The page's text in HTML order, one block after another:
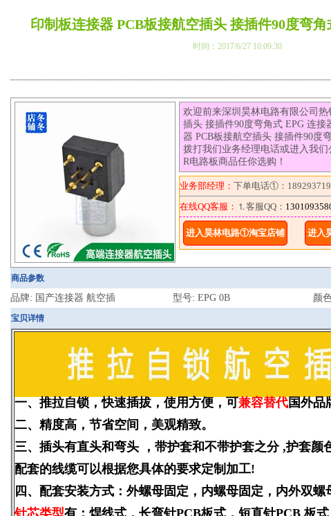
印制板连接器 PCB板接航空插头 接插件90度弯
时间：2017/6/27 10:09:30
欢迎前来深圳昊林电路有限公司
插头 接插件90度弯角式 EPG 连
器 PCB板接航空插头 接插件90度
拨打我们业务经理电话或进入我
R电路板商品任你选购！
业务部经理： 下单电话①：
在线QQ客服： ⒈客服QQ：
进入昊林电路①淘宝店铺 进入
商品参数
品牌: 国产连接器 航空插 型号: EPG 0B 颜
宝贝详情
一、推拉自锁，快速插拔，使用方便，可兼容替代国外品
二、精度高，节省空间，美观精致。
三、插头有直头和弯头 ，带护套和不带护套之分 ,护套颜
配套的线缆可以根据您具体的要求定制加工!
四、配套安装方式：外螺母固定，内螺母固定，内外
针芯类型有：焊线式，长弯针PCB板式，短直针PCB 板